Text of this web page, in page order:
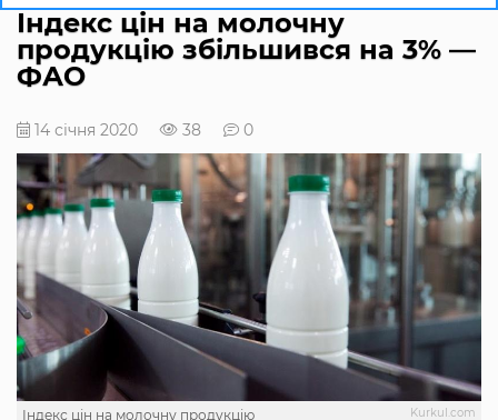
Індекс цін на молочну
продукцію збільшився на 3% —
ФАО
14 січня 2020 38 0
Kurkul.com
Індекс цін на молочну продукцію